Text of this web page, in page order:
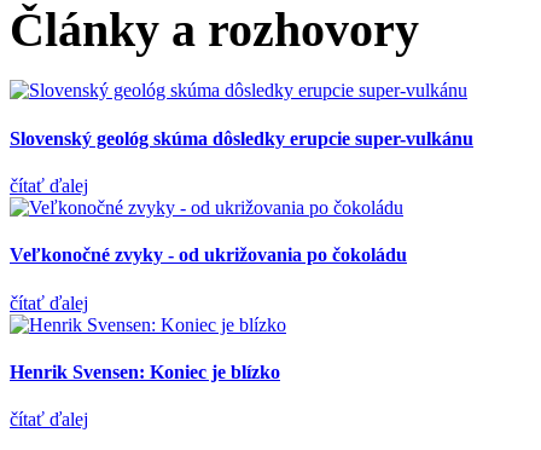
Články a rozhovory
Slovenský geológ skúma dôsledky erupcie super-vulkánu
čítať ďalej
Veľkonočné zvyky - od ukrižovania po čokoládu
čítať ďalej
Henrik Svensen: Koniec je blízko
čítať ďalej